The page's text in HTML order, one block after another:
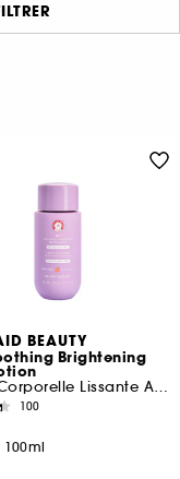
BEAUTY
Brightening
Lotion Corporelle Lissante Anti-Rugosités
100
100ml